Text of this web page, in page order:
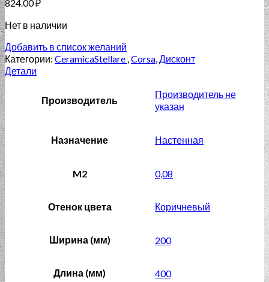
824.00₽
Нет в наличии
Добавить в список желаний
Категории: CeramicaStellare ,Corsa,Дисконт
Детали
Производитель
Производитель не
указан
Назначение Настенная
M2 0,08
Отенок цвета Коричневый
Ширина (мм) 200
Длина (мм) 400